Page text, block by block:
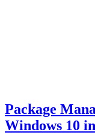
Package
Windows 10